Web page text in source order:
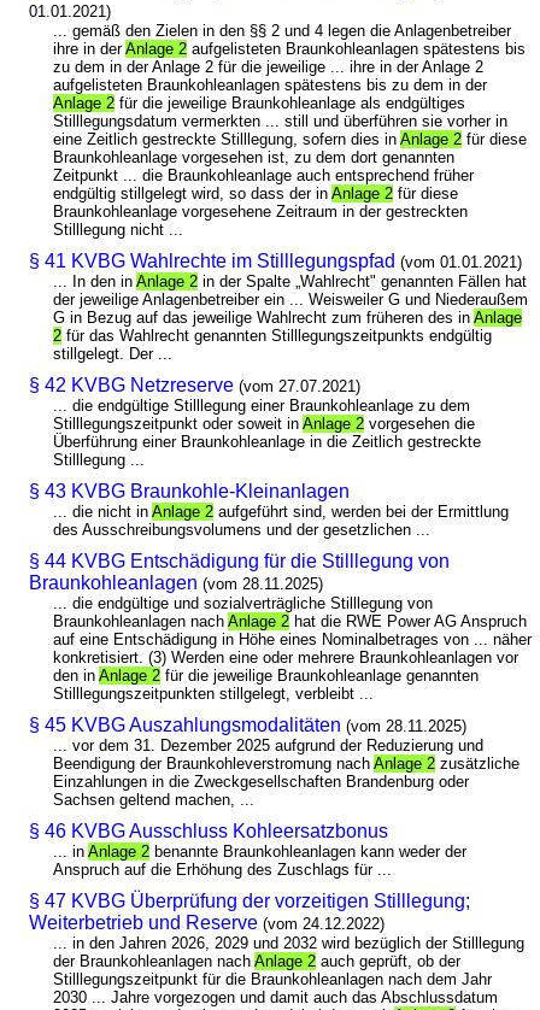
01.01.2021)
... gemäß den Zielen in den §§ 2 und 4 legen die Anlagenbetreiber
ihre in derAnlage 2 aufgelisteten Braunkohleanlagen spätestens bis
zu dem in der Anlage 2 für die jeweilige ... ihre in der Anlage 2
aufgelisteten Braunkohleanlagen spätestens bis zu dem in der
Anlage 2 für die jeweilige Braunkohleanlage als endgültiges
Stilllegungsdatum vermerkten ... still und überführen sie vorher in
eine Zeitlich gestreckte Stilllegung, sofern dies inAnlage 2 für diese
Braunkohleanlage vorgesehen ist, zu dem dort genannten
Zeitpunkt ... die Braunkohleanlage auch entsprechend früher
endgültig stillgelegt wird, so dass der inAnlage 2 für diese
Braunkohleanlage vorgesehene Zeitraum in der gestreckten
Stilllegung nicht ...
§ 41 KVBG Wahlrechte im Stilllegungspfad (vom 01.01.2021)
... In den inAnlage 2 in der Spalte „Wahlrecht" genannten Fällen hat
der jeweilige Anlagenbetreiber ein ... Weisweiler G und Niederaußem
G in Bezug auf das jeweilige Wahlrecht zum früheren des inAnlage
2 für das Wahlrecht genannten Stilllegungszeitpunkts endgültig
stillgelegt. Der ...
§ 42 KVBG Netzreserve (vom 27.07.2021)
... die endgültige Stilllegung einer Braunkohleanlage zu dem
Stilllegungszeitpunkt oder soweit inAnlage 2 vorgesehen die
Überführung einer Braunkohleanlage in die Zeitlich gestreckte
Stilllegung ...
§ 43 KVBG Braunkohle-Kleinanlagen
... die nicht inAnlage 2 aufgeführt sind, werden bei der Ermittlung
des Ausschreibungsvolumens und der gesetzlichen ...
§ 44 KVBG Entschädigung für die Stilllegung von
Braunkohleanlagen (vom 28.11.2025)
... die endgültige und sozialverträgliche Stilllegung von
Braunkohleanlagen nachAnlage 2 hat die RWE Power AG Anspruch
auf eine Entschädigung in Höhe eines Nominalbetrages von ... näher
konkretisiert. (3) Werden eine oder mehrere Braunkohleanlagen vor
den inAnlage 2 für die jeweilige Braunkohleanlage genannten
Stilllegungszeitpunkten stillgelegt, verbleibt ...
§ 45 KVBG Auszahlungsmodalitäten (vom 28.11.2025)
... vor dem 31. Dezember 2025 aufgrund der Reduzierung und
Beendigung der Braunkohleverstromung nachAnlage 2 zusätzliche
Einzahlungen in die Zweckgesellschaften Brandenburg oder
Sachsen geltend machen, ...
§ 46 KVBG Ausschluss Kohleersatzbonus
... inAnlage 2 benannte Braunkohleanlagen kann weder der
Anspruch auf die Erhöhung des Zuschlags für ...
§ 47 KVBG Überprüfung der vorzeitigen Stilllegung;
Weiterbetrieb und Reserve (vom 24.12.2022)
... in den Jahren 2026, 2029 und 2032 wird bezüglich der Stilllegung
der Braunkohleanlagen nachAnlage 2 auch geprüft, ob der
Stilllegungszeitpunkt für die Braunkohleanlagen nach dem Jahr
2030 ... Jahre vorgezogen und damit auch das Abschlussdatum